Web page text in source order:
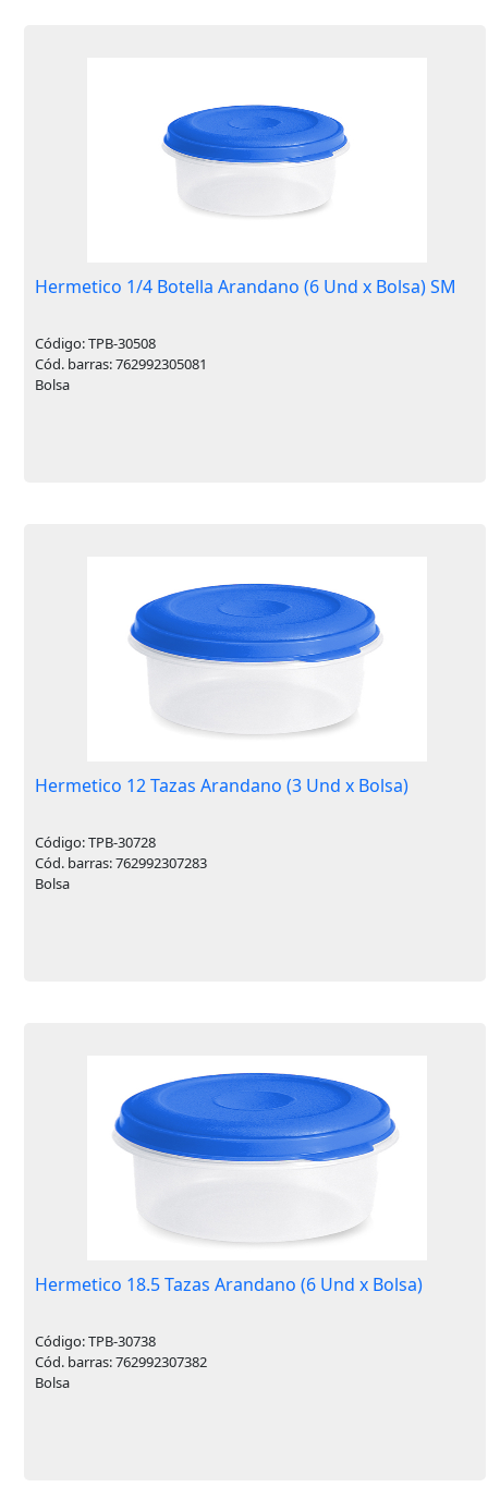
Hermetico 1/4 Botella Arandano (6 Und x Bolsa) SM
Código: TPB-30508
Cód. barras: 762992305081
Bolsa
Hermetico 12 Tazas Arandano (3 Und x Bolsa)
Código: TPB-30728
Cód. barras: 762992307283
Bolsa
Hermetico 18.5 Tazas Arandano (6 Und x Bolsa)
Código: TPB-30738
Cód. barras: 762992307382
Bolsa